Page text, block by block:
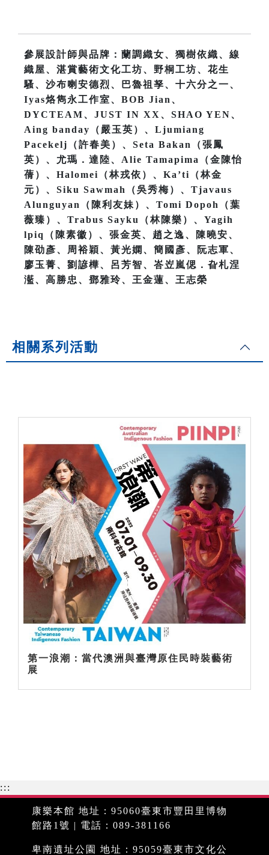
參展設計師與品牌：蘭調織女、獨樹依織、線
織屋、湛賞藝術文化工坊、野桐工坊、花生
騷、沙布喇安德烈、巴魯祖孥、十六分之一、
Iyas烙雋永工作室、BOB Jian、
DYCTEAM、JUST IN XX、SHAO YEN、
Aing banday（嚴玉英）、Ljumiang
Pacekelj（許春美）、Seta Bakan（張鳳
英）、尤瑪．達陸、Alie Tamapima（金陳怡
蒨）、Halomei（林戎依）、Ka’ti（林金
元）、Siku Sawmah（吳秀梅）、Tjavaus
Alunguyan（陳利友妹）、Tomi Dopoh（葉
薇臻）、Trabus Sayku（林陳樂）、Yagih
lpiq（陳素徽）、張金英、趙之逸、陳曉安、
陳劭彥、周裕穎、黃光嫻、簡國彥、阮志軍、
廖玉菁、劉諺樺、呂芳智、峇岦嵐偲．旮札涅
灆、高勝忠、鄧雅玲、王金蓮、王志榮
相關系列活動
第一浪潮：當代澳洲與臺灣原住民時裝藝術
展
:::
康樂本館 地址：95060臺東市豐田里博物
館路1號 | 電話：089-381166
卑南遺址公園 地址：95059臺東市文化公